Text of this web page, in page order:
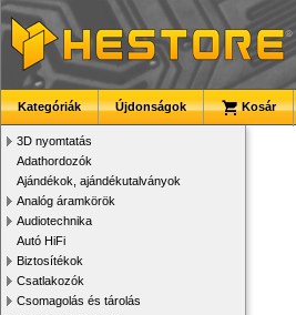
Kategóriák Újdonságok Kosár
3D nyomtatás
Adathordozók
Ajándékok, ajándékutalványok
Analóg áramkörök
Audiotechnika
Autó HiFi
Biztosítékok
Csatlakozók
Csomagolás és tárolás